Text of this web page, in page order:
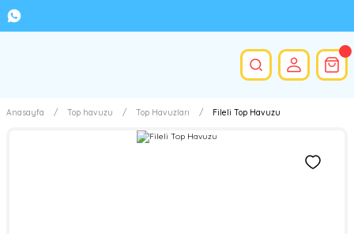
Anasayfa Top havuzu Top Havuzları Fileli Top Havuzu